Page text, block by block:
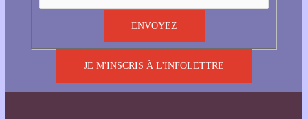
JE M'INSCRIS À L'INFOLETTRE